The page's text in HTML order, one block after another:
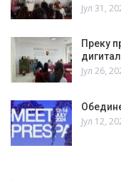
Јул 31,
Преку
Јул 26,
Јул 12,